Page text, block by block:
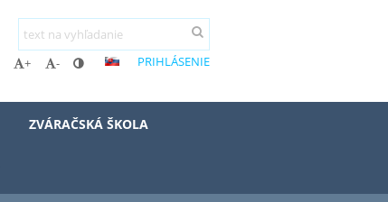
+ - PRIHLÁSENIE
ZVÁRAČSKÁ ŠKOLA